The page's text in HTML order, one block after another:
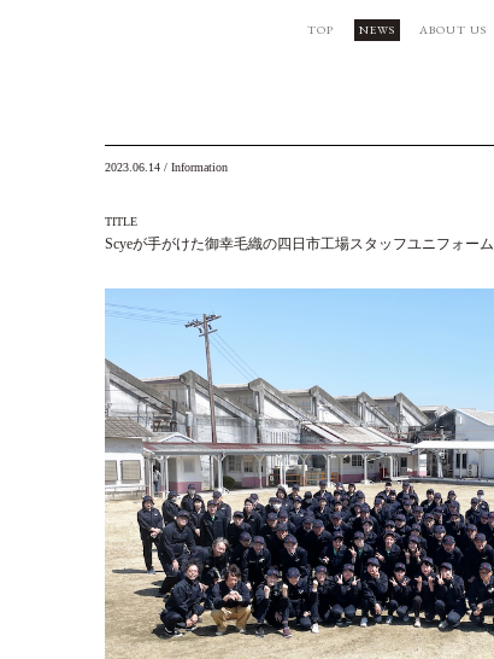
TOP NEWS ABOUT US
2023.06.14 / Information
TITLE
Scyeが手がけた御幸毛織の四日市工場スタッフユニフォーム